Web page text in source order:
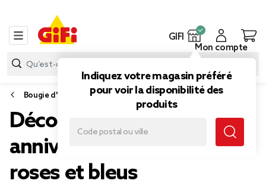
GIFI
Indiquez votre magasin préféré
pour voir la disponibilité des
produits
Mon compte
Bougie d'anniversaire
Décoration gâteau Joyeux
anniversaire et ballons
roses et bleus